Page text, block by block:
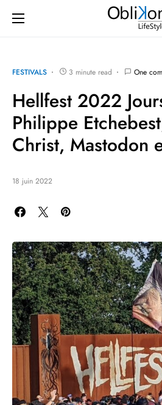
FESTIVALS 3 minute read One
Hellfest 2022
Philippe
Christ, Mastodon
18 juin 2022